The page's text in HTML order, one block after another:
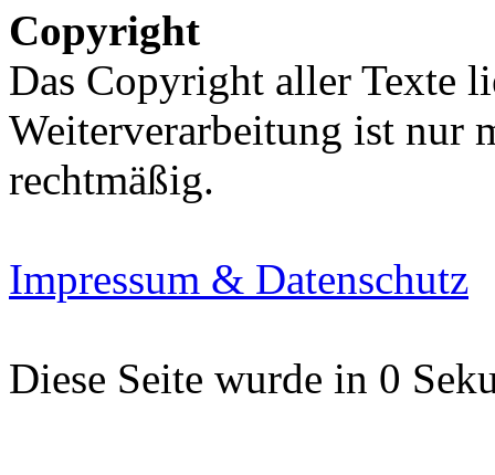
Copyright
Das Copyright aller Texte
Weiterverarbeitung ist nur
rechtmäßig.
Impressum & Datenschutz
Diese Seite wurde in 0